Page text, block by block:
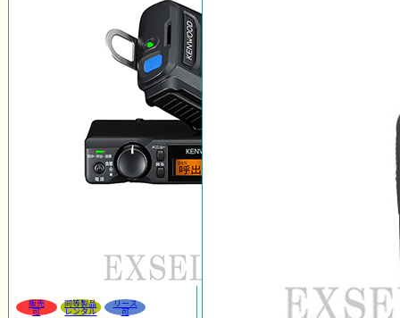
販売
可
同等製品
レンタル
リース
可